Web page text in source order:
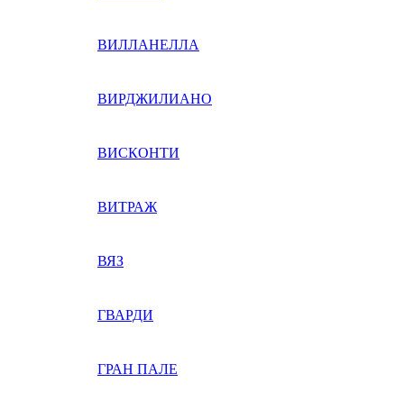
ВИЛЛАНЕЛЛА
ВИРДЖИЛИАНО
ВИСКОНТИ
ВИТРАЖ
ВЯЗ
ГВАРДИ
ГРАН ПАЛЕ